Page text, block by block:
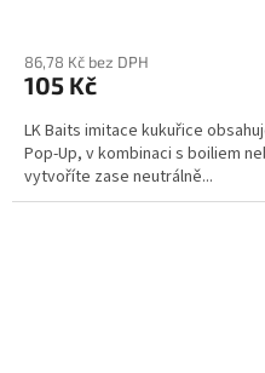
86,78 Kč bez DPH
105 Kč
LK Baits imitace kukuřice
Pop-Up, v kombinaci s boiliem
vytvoříte zase neutrálně...